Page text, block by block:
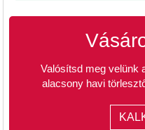
Valósítsd meg velünk
alacsony havi